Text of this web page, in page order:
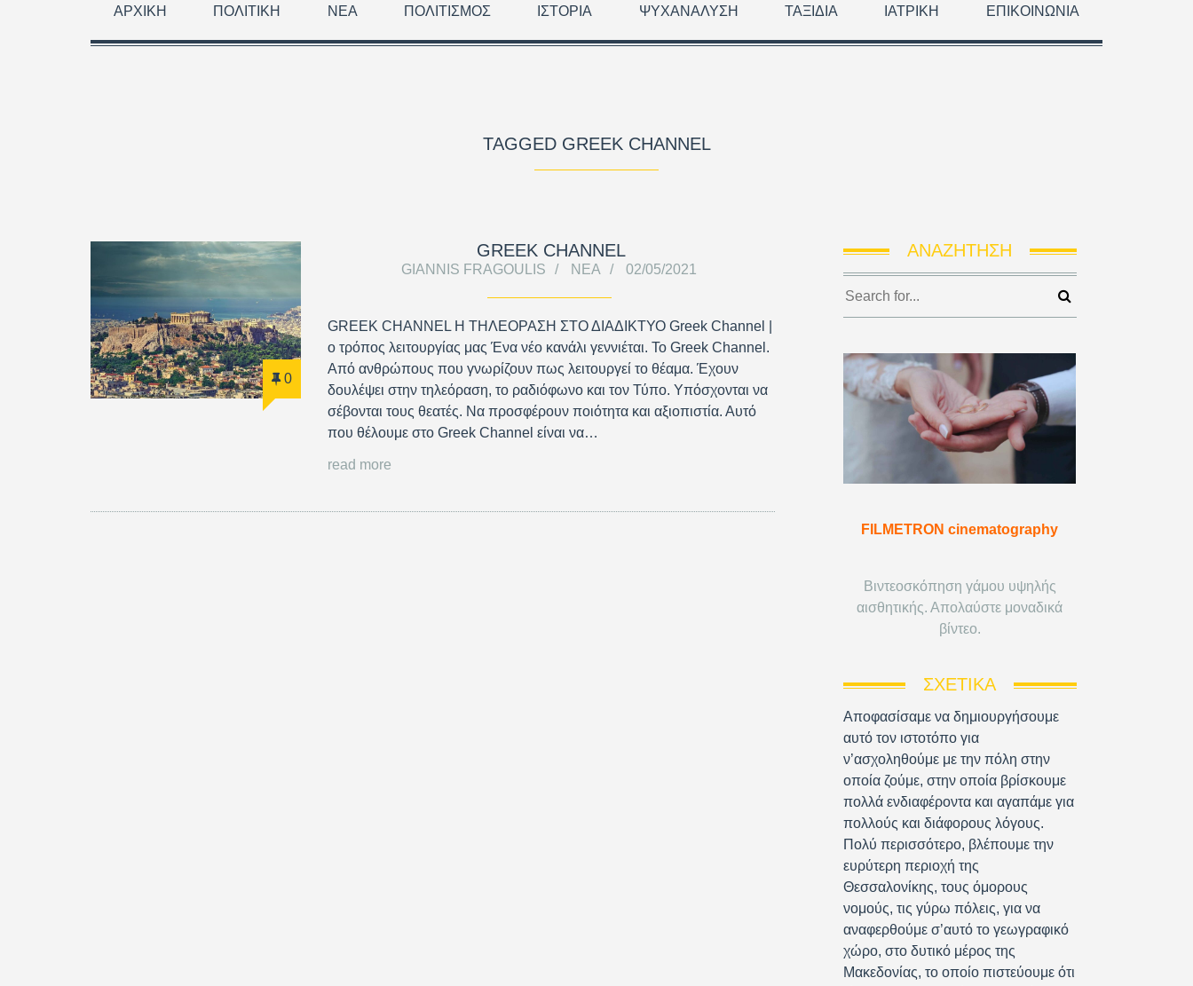
ΑΡΧΙΚΉ ΠΟΛΙΤΙΚΉ ΝΈΑ ΠΟΛΙΤΙΣΜΌΣ ΙΣΤΟΡΊΑ ΨΥΧΑΝΆΛΥΣΗ ΤΑΞΊΔΙΑ ΙΑΤΡΙΚΉ ΕΠΙΚΟΙΝΩΝΊΑ
TAGGED GREEK CHANNEL
0
GREEK CHANNEL
GIANNIS FRAGOULIS ΝΈΑ 02/05/2021
GREEK CHANNEL Η ΤΗΛΕΟΡΑΣΗ ΣΤΟ ΔΙΑΔΙΚΤΥΟ Greek Channel |
ο τρόπος λειτουργίας μας Ένα νέο κανάλι γεννιέται. Το Greek Channel.
Από ανθρώπους που γνωρίζουν πως λειτουργεί το θέαμα. Έχουν
δουλέψει στην τηλεόραση, το ραδιόφωνο και τον Τύπο. Υπόσχονται να
σέβονται τους θεατές. Να προσφέρουν ποιότητα και αξιοπιστία. Αυτό
που θέλουμε στο Greek Channel είναι να…
read more
ΑΝΑΖΉΤΗΣΗ
FILMETRON cinematography
Βιντεοσκόπηση γάμου υψηλής
αισθητικής. Απολαύστε μοναδικά
βίντεο.
ΣΧΕΤΙΚΆ
Αποφασίσαμε να δημιουργήσουμε
αυτό τον ιστοτόπο για
ν’ασχοληθούμε με την πόλη στην
οποία ζούμε, στην οποία βρίσκουμε
πολλά ενδιαφέροντα και αγαπάμε για
πολλούς και διάφορους λόγους.
Πολύ περισσότερο, βλέπουμε την
ευρύτερη περιοχή της
Θεσσαλονίκης, τους όμορους
νομούς, τις γύρω πόλεις, για να
αναφερθούμε σ’αυτό το γεωγραφικό
χώρο, στο δυτικό μέρος της
Μακεδονίας, το οποίο πιστεύουμε ότι